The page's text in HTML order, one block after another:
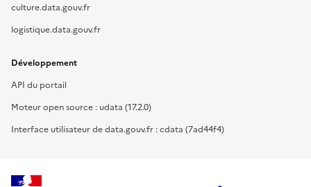
culture.data.gouv.fr
logistique.data.gouv.fr
Développement
API du portail
Moteur open source : udata (17.2.0)
Interface utilisateur de data.gouv.fr : cdata (7ad44f4)